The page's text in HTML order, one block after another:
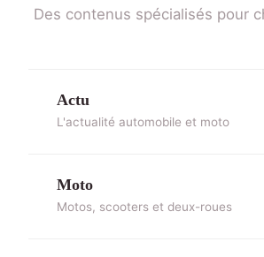
Des contenus spécialisés pour
Actu
L'actualité automobile et moto
Moto
Motos, scooters et deux-roues